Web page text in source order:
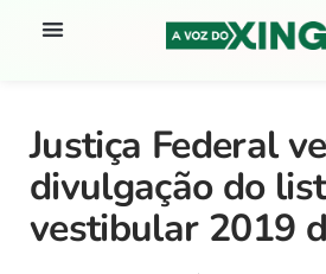
Justiça Federal
divulgação do
vestibular 2019